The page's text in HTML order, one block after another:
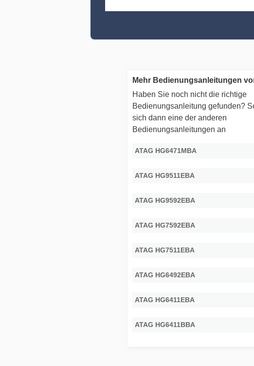
Mehr Bedienungsanleitungen
Haben Sie noch nicht die richtige
Bedienungsanleitung gefunden?
sich dann eine der anderen
Bedienungsanleitungen an
ATAG HG6471MBA
ATAG HG9511EBA
ATAG HG9592EBA
ATAG HG7592EBA
ATAG HG7511EBA
ATAG HG6492EBA
ATAG HG6411EBA
ATAG HG6411BBA